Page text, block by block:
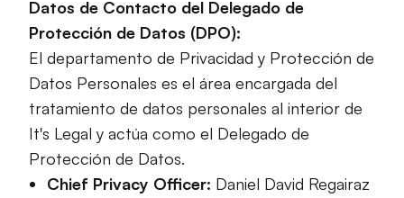
Datos de Contacto del Delegado de
Protección de Datos (DPO):
El departamento de Privacidad y Protección de
Datos Personales es el área encargada del
tratamiento de datos personales al interior de
It's Legal y actúa como el Delegado de
Protección de Datos.
Chief Privacy Officer: Daniel David Regairaz